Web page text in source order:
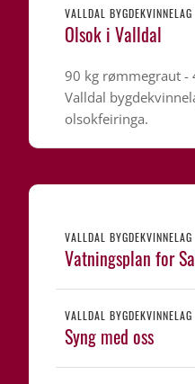
VALLDAL BYGDEKVINNELAG
Olsok i Valldal
90 kg rømmegraut -
Valldal
olsokfeiringa.
VALLDAL BYGDEKVINNELAG
Vatningsplan for
VALLDAL BYGDEKVINNELAG
Syng med oss